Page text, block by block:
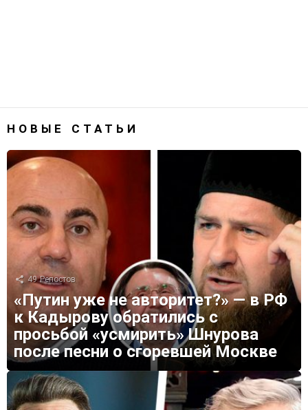
НОВЫЕ СТАТЬИ
49 Репостов
«Путин уже не авторитет?» — в РФ
к Кадырову обратились с
просьбой «усмирить» Шнурова
после песни о сгоревшей Москве